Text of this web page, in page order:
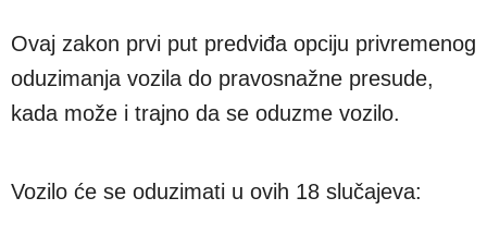
Ovaj zakon prvi put predviđa opciju privremenog
oduzimanja vozila do pravosnažne presude,
kada može i trajno da se oduzme vozilo.
Vozilo će se oduzimati u ovih 18 slučajeva: